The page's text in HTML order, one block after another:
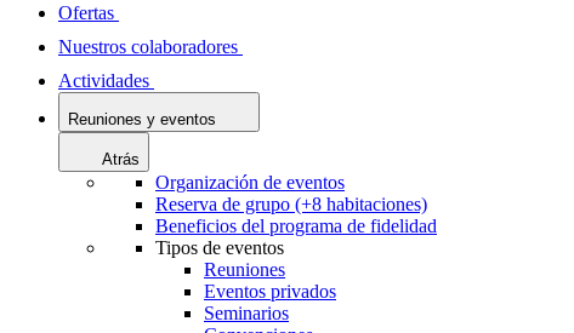
Ofertas
Nuestros colaboradores
Actividades
Reuniones y eventos
Atrás
Organización de eventos
Reserva de grupo (+8 habitaciones)
Beneficios del programa de fidelidad
Tipos de eventos
Reuniones
Eventos privados
Seminarios